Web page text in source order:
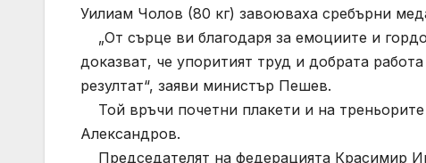
Уилиам Чолов (80 кг) завоюваха сребърни
„От сърце ви благодаря за емоциите и
доказват, че упоритият труд и добрата
резултат“, заяви министър Пешев.
Той връчи почетни плакети и на
Александров.
Председателят на федерацията Красимир